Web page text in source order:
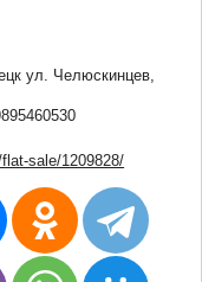
ул. Челюскинцев,
sale/1209828/